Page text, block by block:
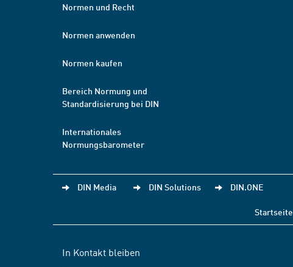
Normen und Recht
Normen anwenden
Normen kaufen
Bereich Normung und
Standardisierung bei DIN
Internationales
Normungsbarometer
DIN Media DIN Solutions DIN.ONE
Startseite
In Kontakt bleiben